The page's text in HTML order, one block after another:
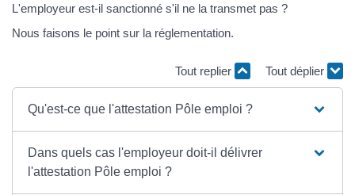
L'employeur est-il sanctionné s'il ne la transmet pas ?
Nous faisons le point sur la réglementation.
Tout replier Tout déplier
Qu'est-ce que l'attestation Pôle emploi ?
Dans quels cas l'employeur doit-il délivrer
l'attestation Pôle emploi ?